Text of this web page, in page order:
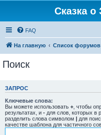
Сказка о
FAQ
На главную Список форумов
Поиск
ЗАПРОС
Ключевые слова:
Вы можете использовать + , чтобы
результатах, и - для слов, которых в
разделить слова символом | для
качестве шаблона для частичного